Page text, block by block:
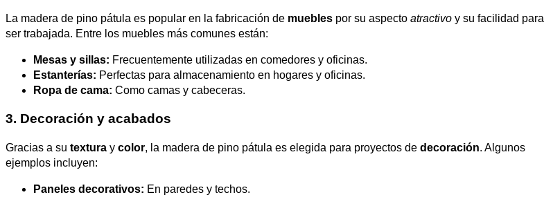
La madera de pino pátula es popular en la fabricación de muebles por su aspecto atractivo y su facilidad para
ser trabajada. Entre los muebles más comunes están:
Mesas y sillas: Frecuentemente utilizadas en comedores y oficinas.
Estanterías: Perfectas para almacenamiento en hogares y oficinas.
Ropa de cama: Como camas y cabeceras.
3. Decoración y acabados
Gracias a su textura y color, la madera de pino pátula es elegida para proyectos de decoración. Algunos
ejemplos incluyen:
Paneles decorativos: En paredes y techos.